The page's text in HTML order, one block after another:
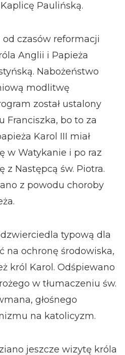
Paulińską.
czasów reformacji
Anglii i Papieża
Nabożeństwo
modlitwę
został ustalony
Franciszka, bo to za
Karol III miał
w Watykanie i po raz
z Następcą św. Piotra.
z powodu choroby
typową dla
na ochronę środowiska,
król Karol. Odśpiewano
w tłumaczeniu św.
głośnego
na katolicyzm.
jeszcze wizytę króla